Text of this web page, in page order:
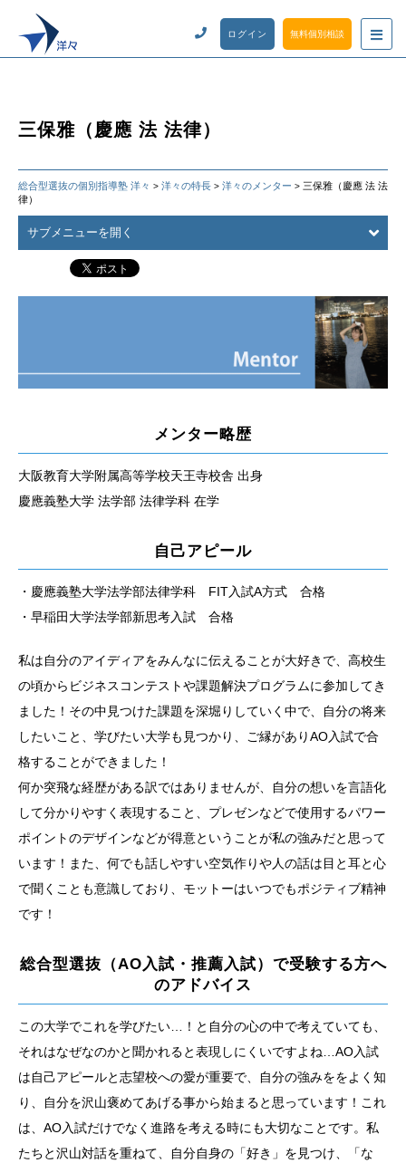
ログイン 無料個別相談
三保雅（慶應 法 法律）
総合型選抜の個別指導塾 洋々 > 洋々の特長 > 洋々のメンター > 三保雅（慶應 法 法
律）
サブメニューを開く
メンター略歴
大阪教育大学附属高等学校天王寺校舎 出身
慶應義塾大学 法学部 法律学科 在学
自己アピール
・慶應義塾大学法学部法律学科 FIT入試A方式 合格
・早稲田大学法学部新思考入試 合格
私は自分のアイディアをみんなに伝えることが大好きで、高校生
の頃からビジネスコンテストや課題解決プログラムに参加してき
ました！その中見つけた課題を深堀りしていく中で、自分の将来
したいこと、学びたい大学も見つかり、ご縁がありAO入試で合
格することができました！
何か突飛な経歴がある訳ではありませんが、自分の想いを言語化
して分かりやすく表現すること、プレゼンなどで使用するパワー
ポイントのデザインなどが得意ということが私の強みだと思って
います！また、何でも話しやすい空気作りや人の話は目と耳と心
で聞くことも意識しており、モットーはいつでもポジティブ精神
です！
総合型選抜（AO入試・推薦入試）で受験する方へ
のアドバイス
この大学でこれを学びたい…！と自分の心の中で考えていても、
それはなぜなのかと聞かれると表現しにくいですよね…AO入試
は自己アピールと志望校への愛が重要で、自分の強みををよく知
り、自分を沢山褒めてあげる事から始まると思っています！これ
は、AO入試だけでなく進路を考える時にも大切なことです。私
たちと沢山対話を重ねて、自分自身の「好き」を見つけ、「な